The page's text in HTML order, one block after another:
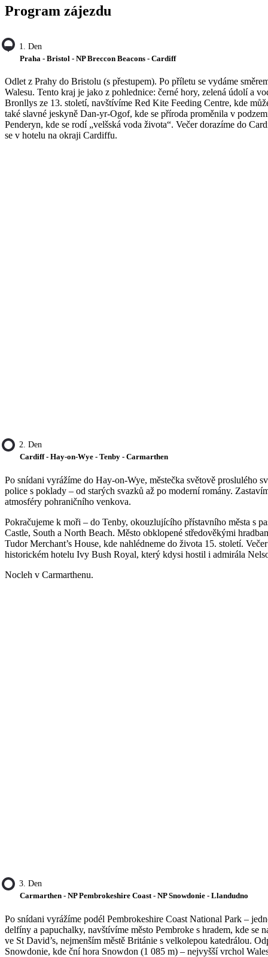
Program zájezdu
1. Den
Praha - Bristol - NP Breccon Beacons - Cardiff
Odlet z Prahy do Bristolu (s přestupem). Po příletu se vydáme
Walesu. Tento kraj je jako z pohlednice: černé hory, zelená údolí a
Bronllys ze 13. století, navštívíme Red Kite Feeding Centre, kde
také slavné jeskyně Dan-yr-Ogof, kde se příroda proměnila v
Penderyn, kde se rodí „velšská voda života“. Večer dorazíme do
se v hotelu na okraji Cardiffu.
2. Den
Cardiff - Hay-on-Wye - Tenby - Carmarthen
Po snídani vyrážíme do Hay-on-Wye, městečka světově proslulého
police s poklady – od starých svazků až po moderní romány.
atmosféry pohraničního venkova.
Pokračujeme k moři – do Tenby, okouzlujícího přístavního města s
Castle, South a North Beach. Město obklopené středověkými
Tudor Merchant’s House, kde nahlédneme do života 15. století.
historickém hotelu Ivy Bush Royal, který kdysi hostil i admirála
Nocleh v Carmarthenu.
3. Den
Carmarthen - NP Pembrokeshire Coast - NP Snowdonie - Llandudno
Po snídani vyrážíme podél Pembrokeshire Coast National Park –
delfíny a papuchalky, navštívíme město Pembroke s hradem, kde se
ve St David’s, nejmenším městě Británie s velkolepou katedrálou.
Snowdonie, kde ční hora Snowdon (1 085 m) – nejvyšší vrchol